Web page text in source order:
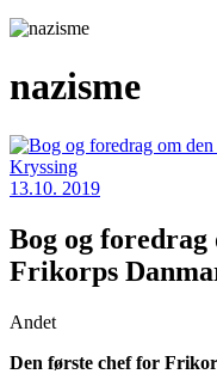
nazisme
13.10. 2019
Bog og
Frikorps
Andet
Den første chef for